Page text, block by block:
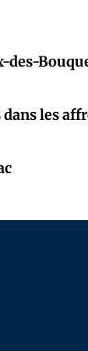
des-
les